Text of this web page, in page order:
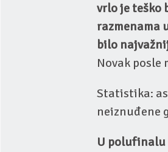
vrlo je teško
razmenama
bilo
Novak posle
Statistika:
neiznuđene
U polufinalu